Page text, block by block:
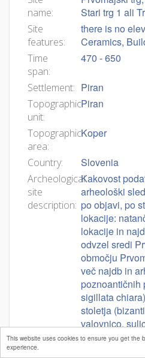
This website uses cookies to ensure you get the
experience.
name:
Stari trg 1 ali
Site
features:
there is no
Ceramics,
Time
span:
470 - 650
Settlement: Piran
Topographic
unit:
Piran
Topographic
area:
Koper
Country: Slovenia
Archeological
site
description:
Kakovost
arheološki
po objavi, po
lokacije:
lokacije in
odvzel sredi
območju
več najdb in
poznoantičnih
sigillata
stoletja
valovnico,
med 705-711